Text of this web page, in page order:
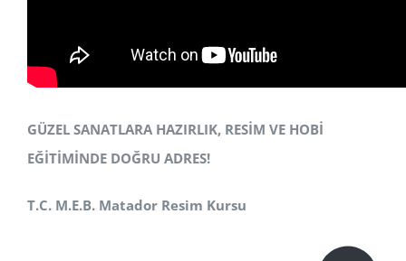
GÜZEL SANATLARA HAZIRLIK, RESİM VE HOBİ
EĞİTİMİNDE DOĞRU ADRES!
T.C. M.E.B. Matador Resim Kursu